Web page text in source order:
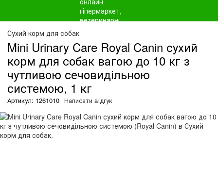
Сухий корм для собак
Mini Urinary Care Royal Canin сухий
корм для собак вагою до 10 кг з
чутливою сечовидільною
системою, 1 кг
Артикул: 1261010 Написати відгук